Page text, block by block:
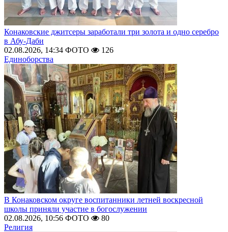
Конаковские джитсеры заработали три золота и одно серебро
в Абу-Даби
02.08.2026, 14:34 ФОТО
126
Единоборства
В Конаковском округе воспитанники летней воскресной
школы приняли участие в богослужении
02.08.2026, 10:56 ФОТО
80
Религия